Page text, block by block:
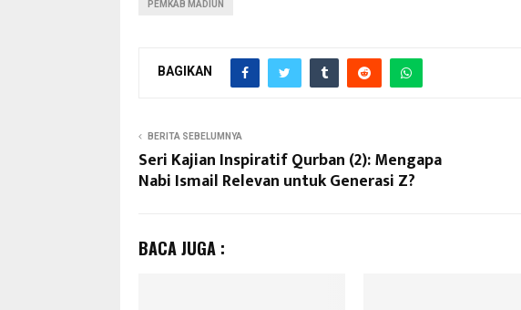
PEMKAB MADIUN
BAGIKAN
BERITA SEBELUMNYA
Seri Kajian Inspiratif Qurban (2): Mengapa
Nabi Ismail Relevan untuk Generasi Z?
BACA JUGA :